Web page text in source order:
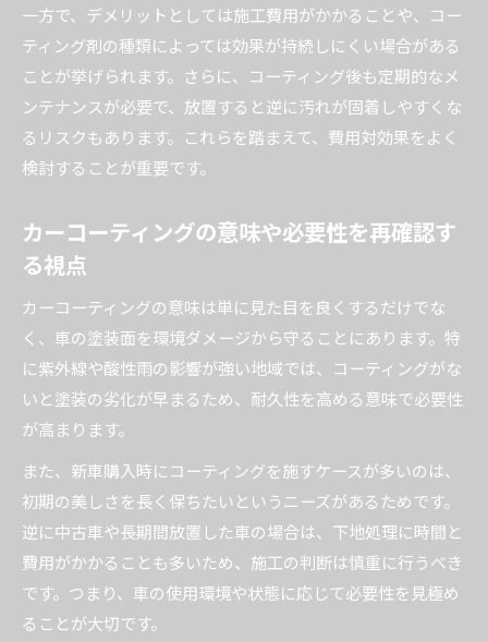
施工後どれくらいでカーコーティング効果が落
ちるか
カーコーティングのメリット・デメリット徹底比較
カーコーティングの主なメリットと実感できる
効果
く理解
のコツ
カーコーティングの失敗しやすいポイントを知
ろう
カーコーティング施工で得られる本当の価値と
は
費用と維持負担から考える施工判断のコツ
カーコーティング費用とメンテナンス負担のバ
ランス
カーコーティングのコストを抑える選択術を紹
介
カーコーティング費用対効果を最大限にする活
一方で、デメリットとしては施工費用がかかることや、コー
ティング剤の種類によっては効果が持続しにくい場合がある
ことが挙げられます。さらに、コーティング後も定期的なメ
ンテナンスが必要で、放置すると逆に汚れが固着しやすくな
るリスクもあります。これらを踏まえて、費用対効果をよく
検討することが重要です。
カーコーティングの意味や必要性を再確認す
る視点
カーコーティングの意味は単に見た目を良くするだけでな
く、車の塗装面を環境ダメージから守ることにあります。特
に紫外線や酸性雨の影響が強い地域では、コーティングがな
いと塗装の劣化が早まるため、耐久性を高める意味で必要性
が高まります。
また、新車購入時にコーティングを施すケースが多いのは、
初期の美しさを長く保ちたいというニーズがあるためです。
逆に中古車や長期間放置した車の場合は、下地処理に時間と
費用がかかることも多いため、施工の判断は慎重に行うべき
です。つまり、車の使用環境や状態に応じて必要性を見極め
ることが大切です。